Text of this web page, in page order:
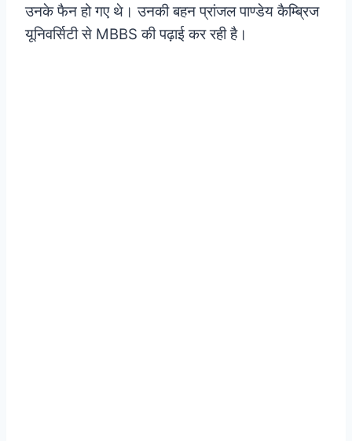
उनके फैन हो गए थे। उनकी बहन प्रांजल पाण्डेय कैम्ब्रिज
यूनिवर्सिटी से MBBS की पढ़ाई कर रही है।